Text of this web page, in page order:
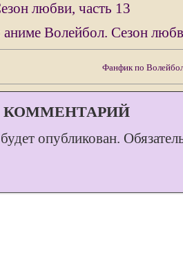
любви, часть 13
Волейбол. Сезон
Фанфик по
КОММЕНТАРИЙ
опубликован.